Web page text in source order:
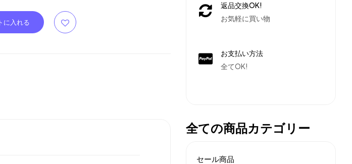
返品交換OK!
お気軽に買い物
お支払い方法
全てOK!
全ての商品カテゴリー
セール商品